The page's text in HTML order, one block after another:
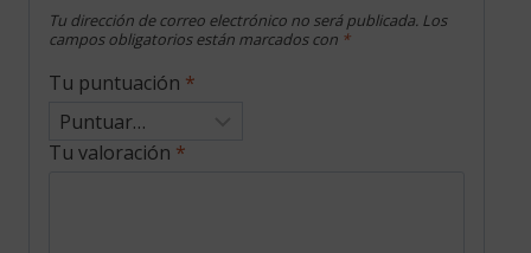
Tu dirección de correo electrónico no será publicada. Los
campos obligatorios están marcados con *
Tu puntuación *
Tu valoración *